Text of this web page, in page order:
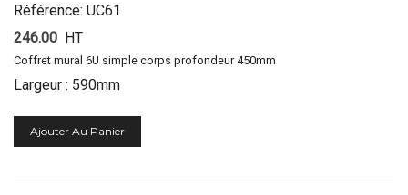
Référence: UC61
246.00 HT
Coffret mural 6U simple corps profondeur 450mm
Largeur : 590mm
Ajouter Au Panier